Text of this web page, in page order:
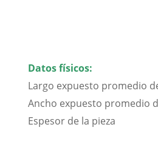
Datos físicos:
Largo expuesto promedio
Ancho expuesto promedio
Espesor de la pieza